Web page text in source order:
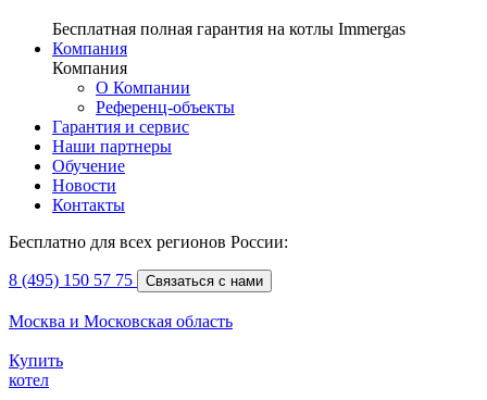
Бесплатная полная гарантия на котлы Immergas
Компания
Компания
О Компании
Референц-объекты
Гарантия и сервис
Наши партнеры
Обучение
Новости
Контакты
Бесплатно для всех регионов России:
8 (495) 150 57 75 Связаться с нами
Москва и Московская область
Купить
котел